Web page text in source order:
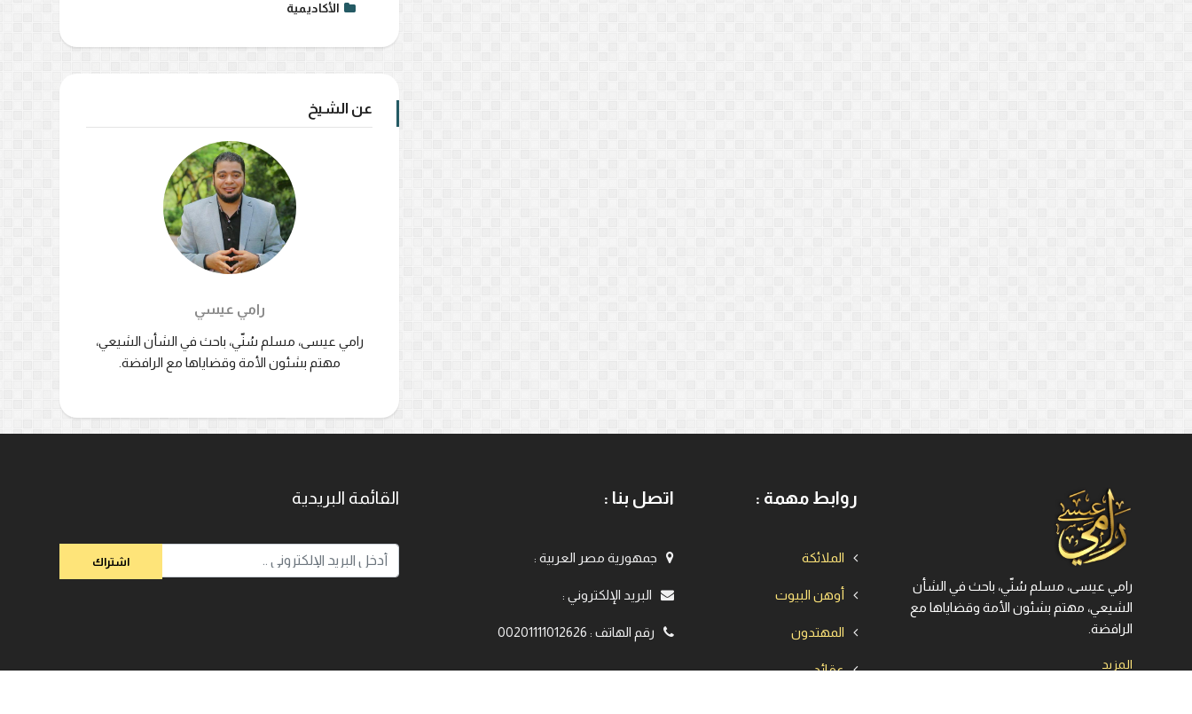
الأكاديمية
عن الشيخ
رامي عيسي
رامي عيسى، مسلم سُنّي، باحث في الشأن الشيعي،
مهتم بشئون الأمة وقضاياها مع الرافضة.
رامي عيسى، مسلم سُنّي، باحث في الشأن
الشيعي، مهتم بشئون الأمة وقضاياها مع
الرافضة.
المزيد
روابط مهمة :
الملائكة
أوهن البيوت
المهتدون
عقائد
اتصل بنا :
جمهورية مصر العربية:
البريد الإلكتروني:
رقم الهاتف:
00201111012626
القائمة البريدية